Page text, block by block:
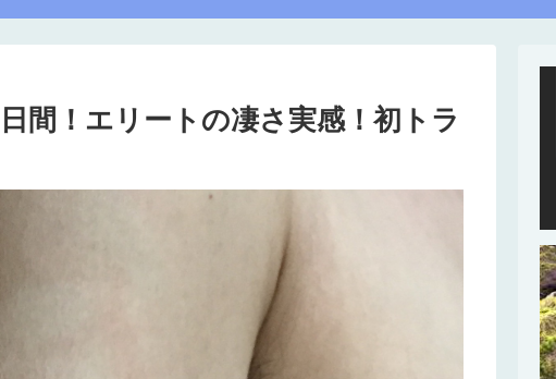
間！エリートの凄さ実感！初トラ